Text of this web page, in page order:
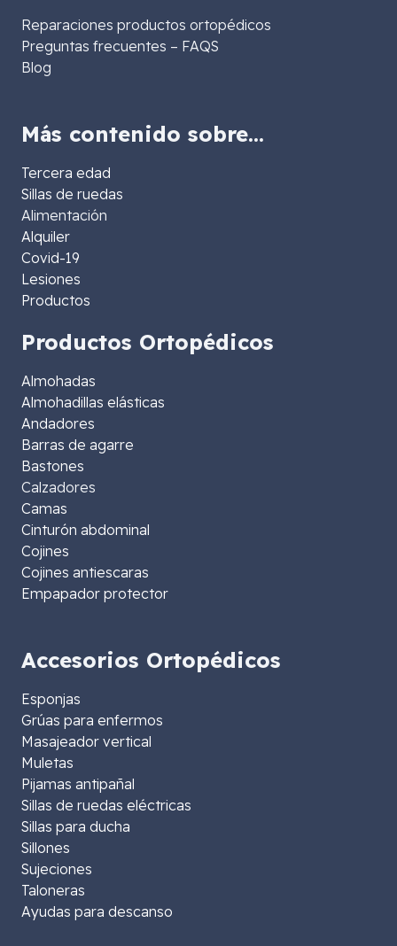
Reparaciones productos ortopédicos
Preguntas frecuentes – FAQS
Blog
Más contenido sobre…
Tercera edad
Sillas de ruedas
Alimentación
Alquiler
Covid-19
Lesiones
Productos
Productos Ortopédicos
Almohadas
Almohadillas elásticas
Andadores
Barras de agarre
Bastones
Calzadores
Camas
Cinturón abdominal
Cojines
Cojines antiescaras
Empapador protector
Accesorios Ortopédicos
Esponjas
Grúas para enfermos
Masajeador vertical
Muletas
Pijamas antipañal
Sillas de ruedas eléctricas
Sillas para ducha
Sillones
Sujeciones
Taloneras
Ayudas para descanso